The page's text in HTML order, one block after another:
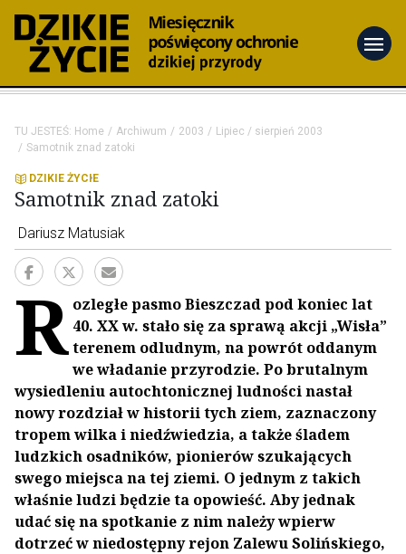
menu
TU JESTEŚ: Home Archiwum 2003
Lipiec / sierpień 2003
Samotnik znad zatoki
DZIKIE ŻYCIE
Samotnik znad zatoki
Dariusz Matusiak
R ozległe pasmo Bieszczad pod koniec lat
40. XX w. stało się za sprawą akcji „Wisła”
terenem odludnym, na powrót oddanym
we władanie przyrodzie. Po brutalnym
wysiedleniu autochtonicznej ludności nastał
nowy rozdział w historii tych ziem, zaznaczony
tropem wilka i niedźwiedzia, a także śladem
ludzkich osadników, pionierów szukających
swego miejsca na tej ziemi. O jednym z takich
właśnie ludzi będzie ta opowieść. Aby jednak
udać się na spotkanie z nim należy wpierw
dotrzeć w niedostępny rejon Zalewu Solińskiego,